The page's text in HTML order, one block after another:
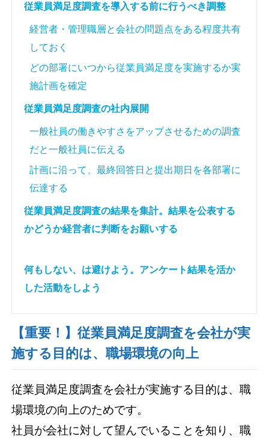
従業員満足度調査を導入する前に行うべき調整
経営者・管理職層と会社の問題点をある程度共有
しておく
どの部署にいつから従業員満足度を実施するか実
施計画を確定
従業員満足度調査の社内展開
一般社員の働きやすさをアップさせるための調査
だと一般社員に伝える
計画に沿って、最終回答日と提出期日を各部署に
伝達する
従業員満足度調査の結果を集計。結果を公表する
かどうか経営者に判断をお願いする
何もしない、は避けよう。アンケート結果を活か
した活動をしよう
【重要！】従業員満足度調査を会社が実
施する目的は、職場環境の向上
従業員満足度調査を会社が実施する目的は、職
場環境の向上のためです。
社員が会社に対して望んでいることを知り、職